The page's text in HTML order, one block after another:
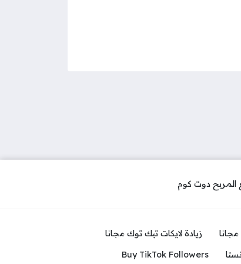
زيادة لايكات تيك توك مجانا
Buy TikTok Followers